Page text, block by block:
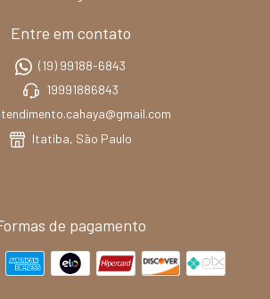
Entre em contato
(19) 99188-6843
19991886843
Itatiba, São Paulo
de pagamento